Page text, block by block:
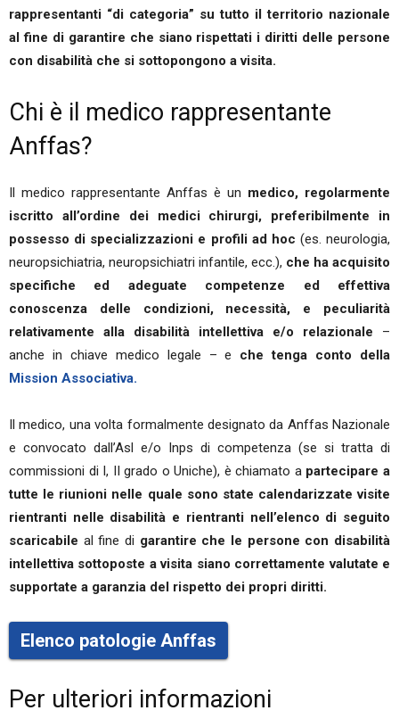
rappresentanti “di categoria” su tutto il territorio nazionale
al fine di garantire che siano rispettati i diritti delle persone
con disabilità che si sottopongono a visita.
Chi è il medico rappresentante
Anffas?
Il medico rappresentante Anffas è un medico, regolarmente
iscritto all’ordine dei medici chirurgi, preferibilmente in
possesso di specializzazioni e profili ad hoc (es. neurologia,
neuropsichiatria, neuropsichiatri infantile, ecc.), che ha acquisito
specifiche ed adeguate competenze ed effettiva
conoscenza delle condizioni, necessità, e peculiarità
relativamente alla disabilità intellettiva e/o relazionale –
anche in chiave medico legale – e che tenga conto della
Mission Associativa.
Il medico, una volta formalmente designato da Anffas Nazionale
e convocato dall’Asl e/o Inps di competenza (se si tratta di
commissioni di I, II grado o Uniche), è chiamato a partecipare a
tutte le riunioni nelle quale sono state calendarizzate visite
rientranti nelle disabilità e rientranti nell’elenco di seguito
scaricabile al fine di garantire che le persone con disabilità
intellettiva sottoposte a visita siano correttamente valutate e
supportate a garanzia del rispetto dei propri diritti.
Elenco patologie Anffas
Per ulteriori informazioni